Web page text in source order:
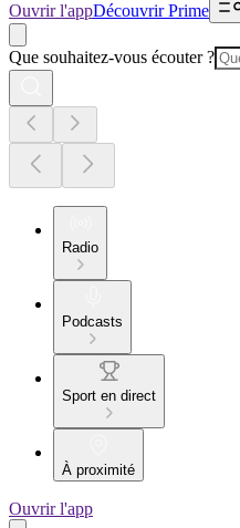
Ouvrir l'appDécouvrir Prime
Que souhaitez-vous écouter ?
Radio
Podcasts
Sport en direct
À proximité
Ouvrir l'app